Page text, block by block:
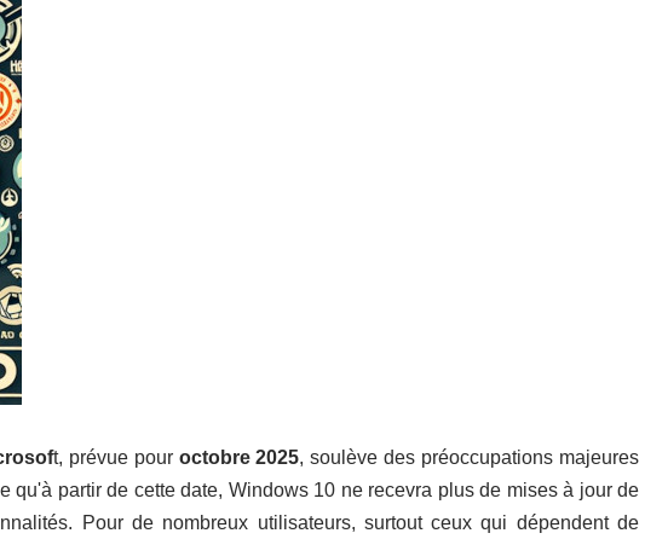
t, prévue pour octobre 2025, soulève des préoccupations majeures
partir de cette date, Windows 10 ne recevra plus de mises à jour de
Pour de nombreux utilisateurs, surtout ceux qui dépendent de